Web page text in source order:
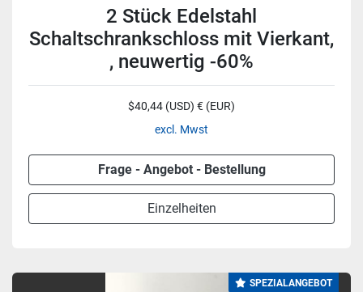
2 Stück Edelstahl
Schaltschrankschloss mit Vierkant,
, neuwertig -60%
$40,44 (USD) € (EUR)
excl. Mwst
Frage - Angebot - Bestellung
Einzelheiten
SPEZIALANGEBOT